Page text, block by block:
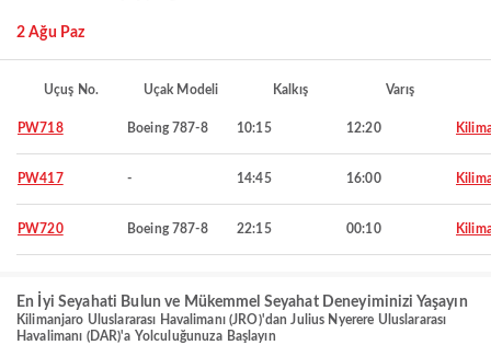
2 Ağu Paz
Uçuş No. Uçak Modeli Kalkış Varış
PW718 Boeing 787-8 10:15 12:20
PW417 - 14:45 16:00
PW720 Boeing 787-8 22:15 00:10
En İyi Seyahati Bulun ve Mükemmel Seyahat Deneyiminizi Yaşayın
Kilimanjaro Uluslararası Havalimanı (JRO)'dan Julius Nyerere Uluslararası
Havalimanı (DAR)'a Yolculuğunuza Başlayın